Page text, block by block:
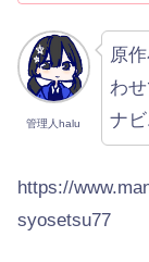
管理人halu
原
わせ
ナ
https://
syosetsu77